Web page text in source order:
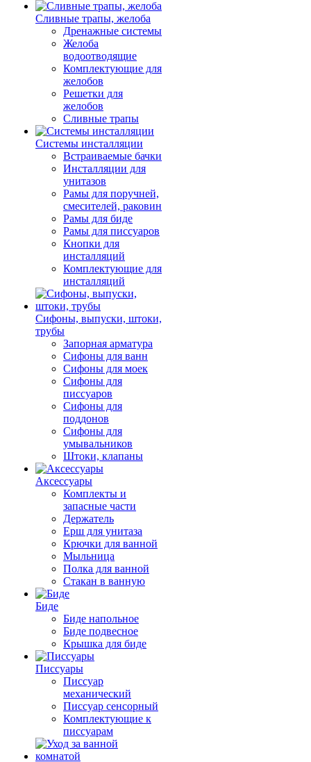
Сливные трапы, желоба
Дренажные системы
Желоба
водоотводящие
Комплектующие для
желобов
Решетки для
желобов
Сливные трапы
Системы инсталляции
Встраиваемые бачки
Инсталляции для
унитазов
Рамы для поручней,
смесителей, раковин
Рамы для биде
Рамы для писсуаров
Кнопки для
инсталляций
Комплектующие для
инсталляций
Сифоны, выпуски, штоки,
трубы
Запорная арматура
Сифоны для ванн
Сифоны для моек
Сифоны для
писсуаров
Сифоны для
поддонов
Сифоны для
умывальников
Штоки, клапаны
Аксессуары
Комплекты и
запасные части
Держатель
Ерш для унитаза
Крючки для ванной
Мыльница
Полка для ванной
Стакан в ванную
Биде
Биде напольное
Биде подвесное
Крышка для биде
Писсуары
Писсуар
механический
Писсуар сенсорный
Комплектующие к
писсуарам